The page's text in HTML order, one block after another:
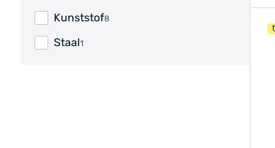
Kunststof8
Staal1